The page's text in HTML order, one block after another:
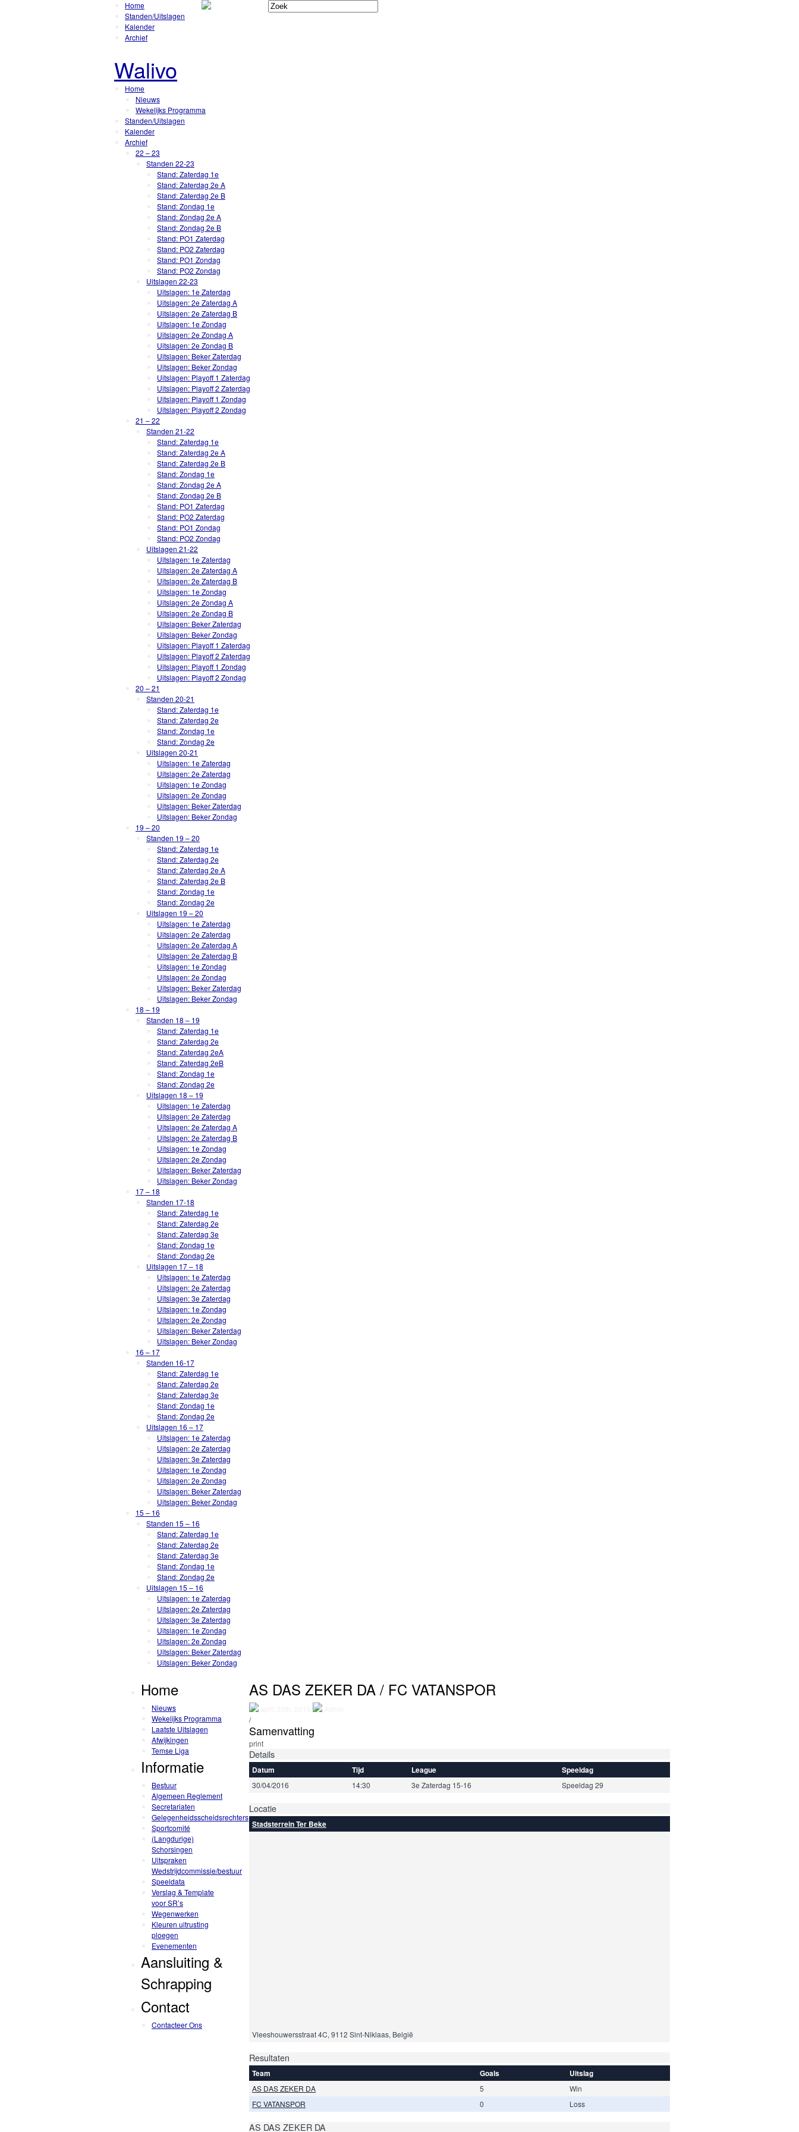
Home
Standen/Uitslagen
Kalender
Archief
Walivo
Home
Nieuws
Wekelijks Programma
Standen/Uitslagen
Kalender
Archief
22 – 23
Standen 22-23
Stand: Zaterdag 1e
Stand: Zaterdag 2e A
Stand: Zaterdag 2e B
Stand: Zondag 1e
Stand: Zondag 2e A
Stand: Zondag 2e B
Stand: PO1 Zaterdag
Stand: PO2 Zaterdag
Stand: PO1 Zondag
Stand: PO2 Zondag
Uitslagen 22-23
Uitslagen: 1e Zaterdag
Uitslagen: 2e Zaterdag A
Uitslagen: 2e Zaterdag B
Uitslagen: 1e Zondag
Uitslagen: 2e Zondag A
Uitslagen: 2e Zondag B
Uitslagen: Beker Zaterdag
Uitslagen: Beker Zondag
Uitslagen: Playoff 1 Zaterdag
Uitslagen: Playoff 2 Zaterdag
Uitslagen: Playoff 1 Zondag
Uitslagen: Playoff 2 Zondag
21 – 22
Standen 21-22
Stand: Zaterdag 1e
Stand: Zaterdag 2e A
Stand: Zaterdag 2e B
Stand: Zondag 1e
Stand: Zondag 2e A
Stand: Zondag 2e B
Stand: PO1 Zaterdag
Stand: PO2 Zaterdag
Stand: PO1 Zondag
Stand: PO2 Zondag
Uitslagen 21-22
Uitslagen: 1e Zaterdag
Uitslagen: 2e Zaterdag A
Uitslagen: 2e Zaterdag B
Uitslagen: 1e Zondag
Uitslagen: 2e Zondag A
Uitslagen: 2e Zondag B
Uitslagen: Beker Zaterdag
Uitslagen: Beker Zondag
Uitslagen: Playoff 1 Zaterdag
Uitslagen: Playoff 2 Zaterdag
Uitslagen: Playoff 1 Zondag
Uitslagen: Playoff 2 Zondag
20 – 21
Standen 20-21
Stand: Zaterdag 1e
Stand: Zaterdag 2e
Stand: Zondag 1e
Stand: Zondag 2e
Uitslagen 20-21
Uitslagen: 1e Zaterdag
Uitslagen: 2e Zaterdag
Uitslagen: 1e Zondag
Uitslagen: 2e Zondag
Uitslagen: Beker Zaterdag
Uitslagen: Beker Zondag
19 – 20
Standen 19 – 20
Stand: Zaterdag 1e
Stand: Zaterdag 2e
Stand: Zaterdag 2e A
Stand: Zaterdag 2e B
Stand: Zondag 1e
Stand: Zondag 2e
Uitslagen 19 – 20
Uitslagen: 1e Zaterdag
Uitslagen: 2e Zaterdag
Uitslagen: 2e Zaterdag A
Uitslagen: 2e Zaterdag B
Uitslagen: 1e Zondag
Uitslagen: 2e Zondag
Uitslagen: Beker Zaterdag
Uitslagen: Beker Zondag
18 – 19
Standen 18 – 19
Stand: Zaterdag 1e
Stand: Zaterdag 2e
Stand: Zaterdag 2eA
Stand: Zaterdag 2eB
Stand: Zondag 1e
Stand: Zondag 2e
Uitslagen 18 – 19
Uitslagen: 1e Zaterdag
Uitslagen: 2e Zaterdag
Uitslagen: 2e Zaterdag A
Uitslagen: 2e Zaterdag B
Uitslagen: 1e Zondag
Uitslagen: 2e Zondag
Uitslagen: Beker Zaterdag
Uitslagen: Beker Zondag
17 – 18
Standen 17-18
Stand: Zaterdag 1e
Stand: Zaterdag 2e
Stand: Zaterdag 3e
Stand: Zondag 1e
Stand: Zondag 2e
Uitslagen 17 – 18
Uitslagen: 1e Zaterdag
Uitslagen: 2e Zaterdag
Uitslagen: 3e Zaterdag
Uitslagen: 1e Zondag
Uitslagen: 2e Zondag
Uitslagen: Beker Zaterdag
Uitslagen: Beker Zondag
16 – 17
Standen 16-17
Stand: Zaterdag 1e
Stand: Zaterdag 2e
Stand: Zaterdag 3e
Stand: Zondag 1e
Stand: Zondag 2e
Uitslagen 16 – 17
Uitslagen: 1e Zaterdag
Uitslagen: 2e Zaterdag
Uitslagen: 3e Zaterdag
Uitslagen: 1e Zondag
Uitslagen: 2e Zondag
Uitslagen: Beker Zaterdag
Uitslagen: Beker Zondag
15 – 16
Standen 15 – 16
Stand: Zaterdag 1e
Stand: Zaterdag 2e
Stand: Zaterdag 3e
Stand: Zondag 1e
Stand: Zondag 2e
Uitslagen 15 – 16
Uitslagen: 1e Zaterdag
Uitslagen: 2e Zaterdag
Uitslagen: 3e Zaterdag
Uitslagen: 1e Zondag
Uitslagen: 2e Zondag
Uitslagen: Beker Zaterdag
Uitslagen: Beker Zondag
Home
Nieuws
Wekelijks Programma
Laatste Uitslagen
Afwijkingen
Temse Liga
Informatie
Bestuur
Algemeen Reglement
Secretariaten
Gelegenheidsscheidsrechters
Sportcomité
(Langdurige)
Schorsingen
Uitspraken
Wedstrijdcommissie/bestuur
Speeldata
Verslag & Template
voor SR’s
Wegenwerken
Kleuren uitrusting
ploegen
Evenementen
Aansluiting &
Schrapping
Contact
Contacteer Ons
AS DAS ZEKER DA / FC VATANSPOR
/
Samenvatting
print
Details
Datum Tijd League Speeldag
30/04/2016 14:30 3e Zaterdag 15-16 Speeldag 29
Locatie
Stadsterrein Ter Beke
Vleeshouwersstraat 4C, 9112 Sint-Niklaas, België
Resultaten
Team Goals Uitslag
AS DAS ZEKER DA 5
Win
FC VATANSPOR
0 Loss
AS DAS ZEKER DA